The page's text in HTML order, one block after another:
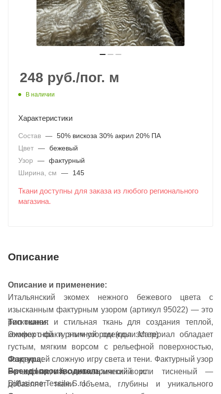
248 руб./пог. м
В наличии
Характеристики
Состав — 50% вискоза 30% акрил 20% ПА
Цвет — бежевый
Узор
— фактурный
Ширина, см
— 145
Ткани доступны для заказа из любого регионального
магазина.
Описание
Описание и применение:
Итальянский экомех нежного бежевого цвета с
изысканным фактурным узором (артикул 95022) — это
роскошная и стильная ткань для создания теплой,
комфортной и этичной одежды. Материал обладает
густым, мягким ворсом с рельефной поверхностью,
создающей сложную игру света и тени. Фактурный узор
— волнистый, геометрический или тисненый —
добавляет ткани объема, глубины и уникального
Тип ткани:
Экомех с фактурным узором (полиэстер)
Фактура:
Рельефная, с тиснением, мягкий ворс
Бренд / производитель:
Diffusione Tessile S.r.l.